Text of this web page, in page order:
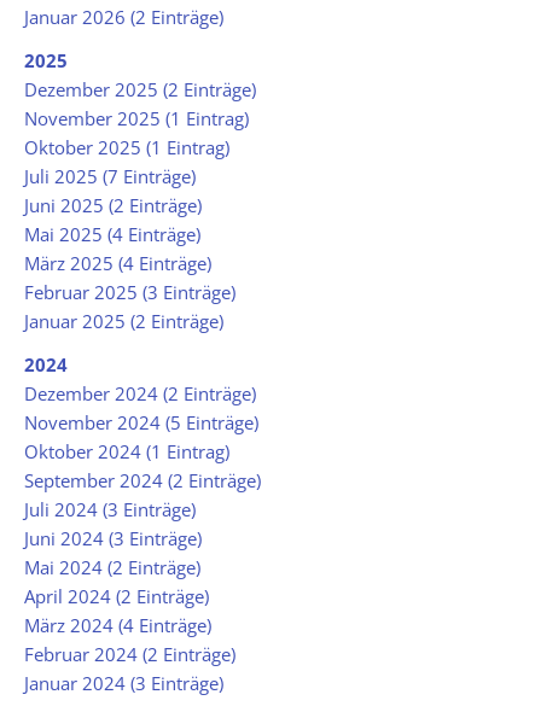
Januar 2026 (2 Einträge)
2025
Dezember 2025 (2 Einträge)
November 2025 (1 Eintrag)
Oktober 2025 (1 Eintrag)
Juli 2025 (7 Einträge)
Juni 2025 (2 Einträge)
Mai 2025 (4 Einträge)
März 2025 (4 Einträge)
Februar 2025 (3 Einträge)
Januar 2025 (2 Einträge)
2024
Dezember 2024 (2 Einträge)
November 2024 (5 Einträge)
Oktober 2024 (1 Eintrag)
September 2024 (2 Einträge)
Juli 2024 (3 Einträge)
Juni 2024 (3 Einträge)
Mai 2024 (2 Einträge)
April 2024 (2 Einträge)
März 2024 (4 Einträge)
Februar 2024 (2 Einträge)
Januar 2024 (3 Einträge)